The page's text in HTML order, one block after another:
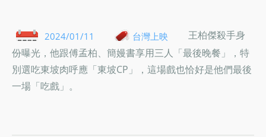
2024/01/11 台灣上映
王柏傑殺手身
份曝光，他跟傅孟柏、簡嫚書享用三人「最後晚餐」，特
別選吃東坡肉呼應「東坡CP」，這場戲也恰好是他們最後
一場「吃戲」。